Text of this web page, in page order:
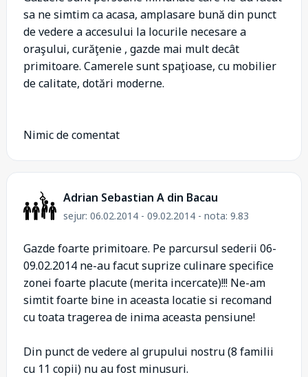
sa ne simtim ca acasa, amplasare bună din punct
de vedere a accesului la locurile necesare a
oraşului, curăţenie , gazde mai mult decât
primitoare. Camerele sunt spaţioase, cu mobilier
de calitate, dotări moderne.
Nimic de comentat
Adrian Sebastian A din Bacau
sejur: 06.02.2014 - 09.02.2014 - nota: 9.83
Gazde foarte primitoare. Pe parcursul sederii 06-
09.02.2014 ne-au facut suprize culinare specifice
zonei foarte placute (merita incercate)!!! Ne-am
simtit foarte bine in aceasta locatie si recomand
cu toata tragerea de inima aceasta pensiune!
Din punct de vedere al grupului nostru (8 familii
cu 11 copii) nu au fost minusuri.